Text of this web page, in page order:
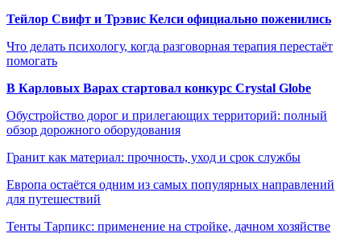
Тейлор Свифт и Трэвис Келси официально поженились
Что делать психологу, когда разговорная терапия перестаёт
помогать
В Карловых Варах стартовал конкурс Crystal Globe
Обустройство дорог и прилегающих территорий: полный
обзор дорожного оборудования
Гранит как материал: прочность, уход и срок службы
Европа остаётся одним из самых популярных направлений
для путешествий
Тенты Тарпикс: применение на стройке, дачном хозяйстве